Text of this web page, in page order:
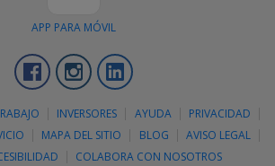
APP PARA MÓVIL
FacebookInstagram
INVERSORES AYUDA
PRIVACIDAD
MAPA DEL SITIO BLOG
AVISO LEGAL
COLABORA CON NOSOTROS